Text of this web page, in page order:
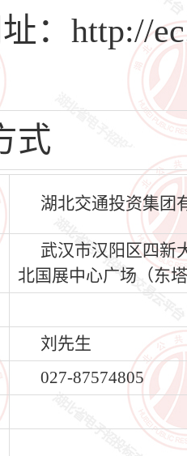
：http://
式
湖北交通投资集团
武汉市汉阳区四新
北国展中心广场（东
刘先生
027-87574805